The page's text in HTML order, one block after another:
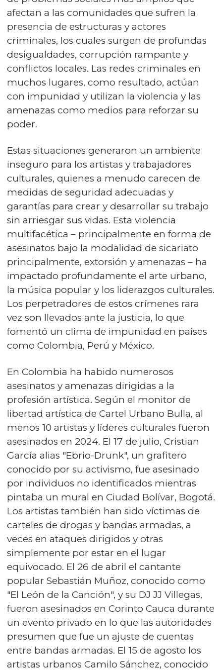
afectan a las comunidades que sufren la
presencia de estructuras y actores
criminales, los cuales surgen de profundas
desigualdades, corrupción rampante y
conflictos locales. Las redes criminales en
muchos lugares, como resultado, actúan
con impunidad y utilizan la violencia y las
amenazas como medios para reforzar su
poder.
Estas situaciones generaron un ambiente
inseguro para los artistas y trabajadores
culturales, quienes a menudo carecen de
medidas de seguridad adecuadas y
garantías para crear y desarrollar su trabajo
sin arriesgar sus vidas. Esta violencia
multifacética – principalmente en forma de
asesinatos bajo la modalidad de sicariato
principalmente, extorsión y amenazas – ha
impactado profundamente el arte urbano,
la música popular y los liderazgos culturales.
Los perpetradores de estos crímenes rara
vez son llevados ante la justicia, lo que
fomentó un clima de impunidad en países
como Colombia, Perú y México.
En Colombia ha habido numerosos
asesinatos y amenazas dirigidas a la
profesión artística. Según el monitor de
libertad artística de Cartel Urbano Bulla, al
menos 10 artistas y líderes culturales fueron
asesinados en 2024. El 17 de julio, Cristian
García alias "Ebrio-Drunk", un grafitero
conocido por su activismo, fue asesinado
por individuos no identificados mientras
pintaba un mural en Ciudad Bolívar, Bogotá.
Los artistas también han sido víctimas de
carteles de drogas y bandas armadas, a
veces en ataques dirigidos y otras
simplemente por estar en el lugar
equivocado. El 26 de abril el cantante
popular Sebastián Muñoz, conocido como
"El León de la Canción", y su DJ JJ Villegas,
fueron asesinados en Corinto Cauca durante
un evento privado en lo que las autoridades
presumen que fue un ajuste de cuentas
entre bandas armadas. El 15 de agosto los
artistas urbanos Camilo Sánchez, conocido